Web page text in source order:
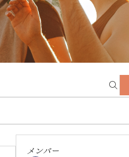
メンバー